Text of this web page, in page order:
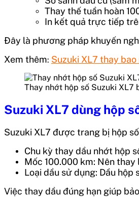
Thay thế tuần hoàn
In kết quả trực tiếp
Đây là phương pháp khuyến
Xem thêm: Suzuki XL7 thay
Thay nhớt hộp số Suzuki XL7
Suzuki XL7 dùng hộp
Suzuki XL7 được trang bị hộp
Chu kỳ thay dầu nhớt hộp
Mốc 100.000 km: Nên thay
Loại dầu sử dụng: Dầu hộp
Việc thay dầu đúng hạn giúp